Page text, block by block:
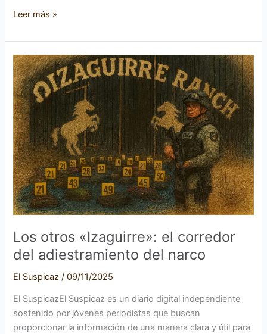
Leer más »
Los otros «Izaguirre»: el corredor
del adiestramiento del narco
El Suspicaz/09/11/2025
El SuspicazEl Suspicaz es un diario digital independiente
sostenido por jóvenes periodistas que buscan
proporcionar la información de una manera clara y útil para
Los
otros
«Izaguirre»:
el
corredor
del
adiestramiento
del
narco